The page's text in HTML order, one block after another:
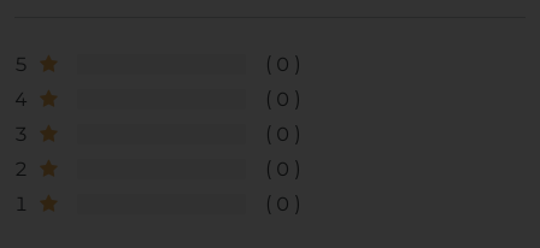
5
0
4
0
3
0
2
0
1
0